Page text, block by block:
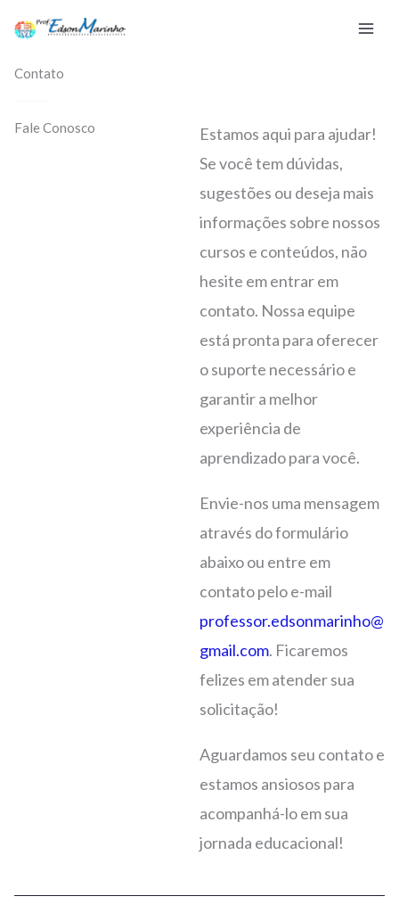
para
conteúdo
Contato
Fale Conosco
Estamos aqui para ajudar!
Se você tem dúvidas,
sugestões ou deseja mais
informações sobre nossos
cursos e conteúdos, não
hesite em entrar em
contato. Nossa equipe
está pronta para oferecer
o suporte necessário e
garantir a melhor
experiência de
aprendizado para você.
Envie-nos uma mensagem
através do formulário
abaixo ou entre em
contato pelo e-mail
professor.edsonmarinho@
gmail.com. Ficaremos
felizes em atender sua
solicitação!
Aguardamos seu contato e
estamos ansiosos para
acompanhá-lo em sua
jornada educacional!